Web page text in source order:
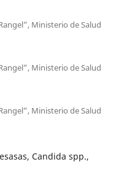
Ministerio de Salud
Ministerio de Salud
Ministerio de Salud
Candida spp.,